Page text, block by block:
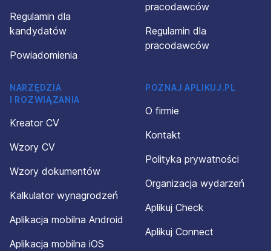
Regulamin dla
kandydatów
Powiadomienia
pracodawców
Regulamin dla
pracodawców
NARZĘDZIA
I ROZWIĄZANIA
Kreator CV
Wzory CV
Wzory dokumentów
Kalkulator wynagrodzeń
Aplikacja mobilna Android
Aplikacja mobilna iOS
POZNAJ APLIKUJ.PL
O firmie
Kontakt
Polityka prywatności
Organizacja wydarzeń
Aplikuj Check
Aplikuj Connect